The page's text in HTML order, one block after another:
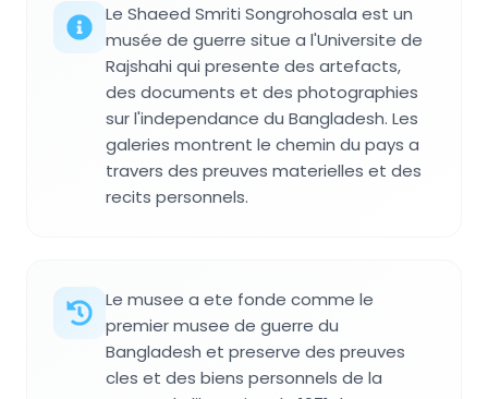
Le Shaeed Smriti Songrohosala est un
musée de guerre situe a l'Universite de
Rajshahi qui presente des artefacts,
des documents et des photographies
sur l'independance du Bangladesh. Les
galeries montrent le chemin du pays a
travers des preuves materielles et des
recits personnels.
Le musee a ete fonde comme le
premier musee de guerre du
Bangladesh et preserve des preuves
cles et des biens personnels de la